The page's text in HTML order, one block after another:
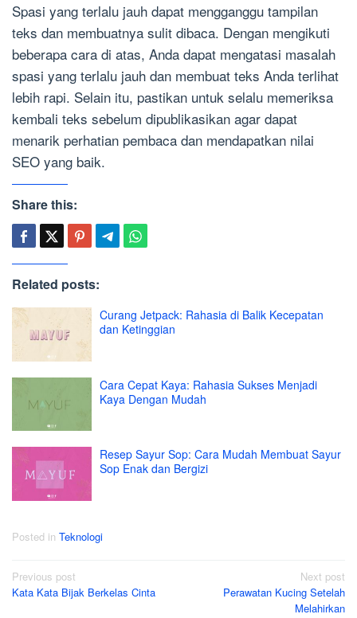
Spasi yang terlalu jauh dapat mengganggu tampilan
teks dan membuatnya sulit dibaca. Dengan mengikuti
beberapa cara di atas, Anda dapat mengatasi masalah
spasi yang terlalu jauh dan membuat teks Anda terlihat
lebih rapi. Selain itu, pastikan untuk selalu memeriksa
kembali teks sebelum dipublikasikan agar dapat
menarik perhatian pembaca dan mendapatkan nilai
SEO yang baik.
Share this:
Related posts:
Curang Jetpack: Rahasia di Balik Kecepatan
dan Ketinggian
Cara Cepat Kaya: Rahasia Sukses Menjadi
Kaya Dengan Mudah
Resep Sayur Sop: Cara Mudah Membuat Sayur
Sop Enak dan Bergizi
Posted in Teknologi
Post
navigation
Previous post
Kata Kata Bijak Berkelas Cinta
Next post
Perawatan Kucing Setelah
Melahirkan